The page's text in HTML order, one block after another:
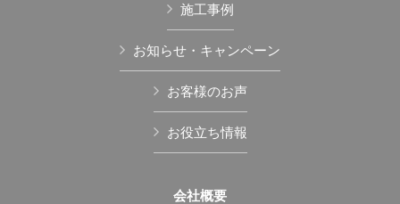
施工事例
お知らせ・キャンペーン
お客様のお声
お役立ち情報
会社概要